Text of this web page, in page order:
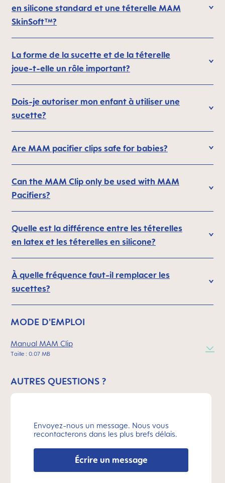
en silicone standard et une téterelle MAM
SkinSoft™?
La forme de la sucette et de la téterelle
joue-t-elle un rôle important?
Dois-je autoriser mon enfant à utiliser une
sucette?
Are MAM pacifier clips safe for babies?
Can the MAM Clip only be used with MAM
Pacifiers?
Quelle est la différence entre les téterelles
en latex et les téterelles en silicone?
À quelle fréquence faut-il remplacer les
sucettes?
MODE D'EMPLOI
Manual MAM Clip
Taille : 0.07 MB
AUTRES QUESTIONS ?
Envoyez-nous un message. Nous vous
recontacterons dans les plus brefs délais.
Écrire un message